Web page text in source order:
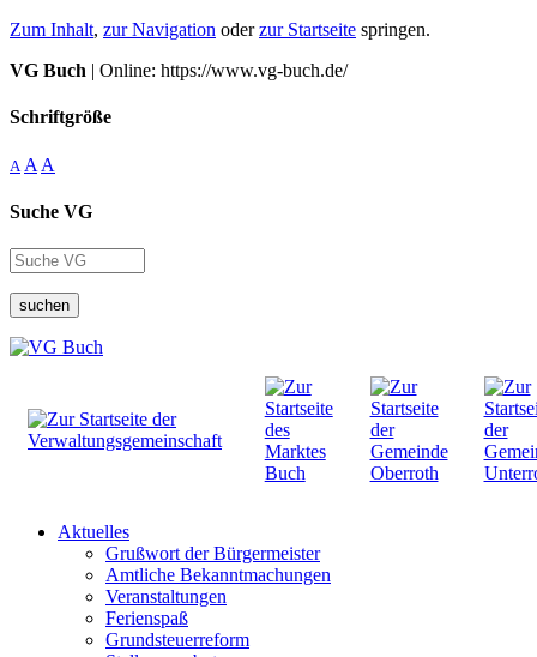
Zum Inhalt, zur Navigation oderzur Startseite springen.
VG Buch | Online: https://www.vg-buch.de/
Schriftgröße
A A A
Suche VG
suchen
Aktuelles
Grußwort der Bürgermeister
Amtliche Bekanntmachungen
Veranstaltungen
Ferienspaß
Grundsteuerreform